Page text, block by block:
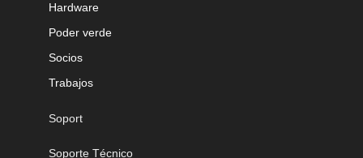
Hardware
Poder verde
Socios
Trabajos
Soport
Soporte Técnico